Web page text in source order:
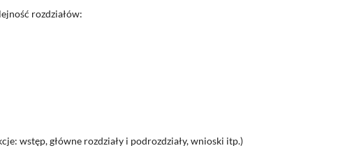
rozdziałów:
wstęp, główne rozdziały i podrozdziały, wnioski itp.)